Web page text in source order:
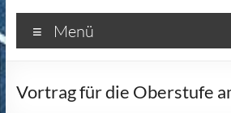
Menü
Vortrag für die Oberstufe